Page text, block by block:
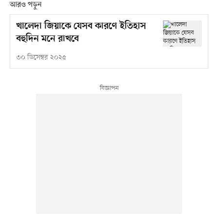
আরও পড়ুন
খালেদা জিয়াকে যেসব কারণে ইতিহাস
বহুদিন মনে রাখবে
৩০ ডিসেম্বর ২০২৫